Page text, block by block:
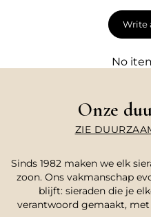
Write
No
Onze
ZIE
Sinds 1982 maken we elk
zoon. Ons vakmanschap
blijft: sieraden die je
verantwoord gemaakt,